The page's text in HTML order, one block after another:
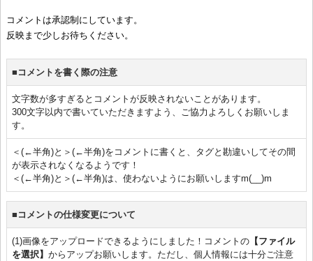
コメントは承認制にしています。
反映まで少しお待ちください。
■コメントを書く際の注意
文字数が多すぎるとコメントが反映されないことがあります。
300文字以内で書いていただきますよう、ご協力よろしくお願いしま
す。
＜(←半角)と＞(←半角)をコメントに書くと、タグと勘違いしてその間
が表示されなくなるようです！
＜(←半角)と＞(←半角)は、使わないようにお願いしますm(__)m
■コメントの仕様変更について
(1)画像をアップロードできるようにしました！コメントの【ファイル
を選択】 からアップお願いします。ただし、個人情報には十分ご注意